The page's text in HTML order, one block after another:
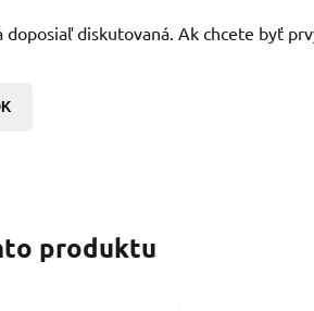
doposiaľ diskutovaná. Ak chcete byť
produktu